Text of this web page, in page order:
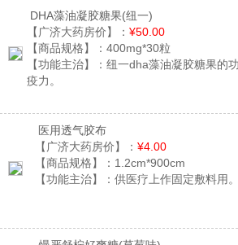
DHA藻油凝胶糖果(纽一)
【广济大药房价】： ¥50.00
【商品规格】： 400mg*30粒
【功能主治】： 纽一dha藻油凝胶糖果的
疫力。
医用透气胶布
【广济大药房价】： ¥4.00
【商品规格】： 1.2cm*900cm
【功能主治】： 供医疗上作固定敷料用。